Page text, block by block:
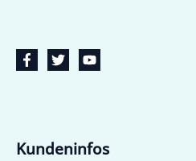
Kundeninfos